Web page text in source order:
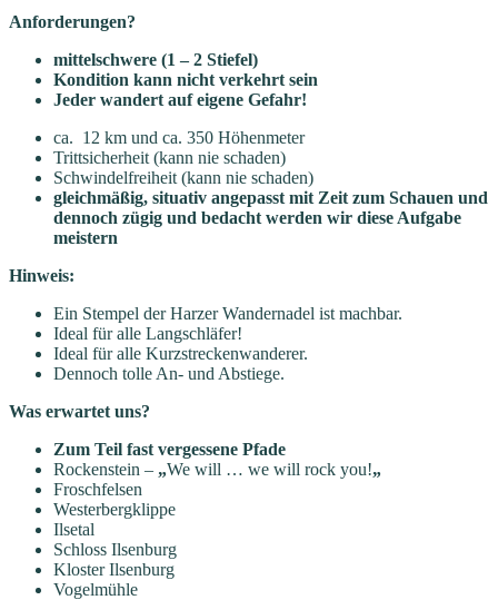
Anforderungen?
mittelschwere (1 – 2 Stiefel)
Kondition kann nicht verkehrt sein
Jeder wandert auf eigene Gefahr!
ca. 12 km und ca. 350 Höhenmeter
Trittsicherheit (kann nie schaden)
Schwindelfreiheit (kann nie schaden)
gleichmäßig, situativ angepasst mit Zeit zum Schauen und
dennoch zügig und bedacht werden wir diese Aufgabe
meistern
Hinweis:
Ein Stempel der Harzer Wandernadel ist machbar.
Ideal für alle Langschläfer!
Ideal für alle Kurzstreckenwanderer.
Dennoch tolle An- und Abstiege.
Was erwartet uns?
Zum Teil fast vergessene Pfade
Rockenstein – „We will … we will rock you!„
Froschfelsen
Westerbergklippe
Ilsetal
Schloss Ilsenburg
Kloster Ilsenburg
Vogelmühle